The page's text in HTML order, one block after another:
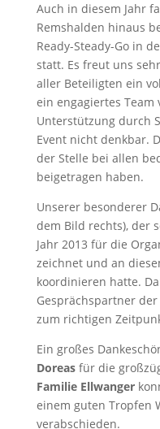
Auch in diesem Jahr
Remshalden hinaus
Ready-Steady-Go in
statt. Es freut uns
aller Beteiligten ein
ein engagiertes
Unterstützung durch
Event nicht denkbar.
der Stelle bei allen
beigetragen haben.
Unserer besonderer
dem Bild rechts), der
Jahr 2013 für die
zeichnet und an
koordinieren hatte.
Gesprächspartner
zum richtigen
Ein großes
Doreasfür die
Familie Ellwanger
einem guten Tropfen
verabschieden.